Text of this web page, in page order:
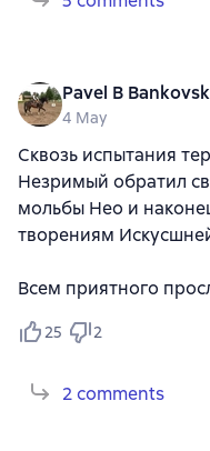
Pavel B
4 May
Сквозь испытания
Незримый обратил
мольбы Нео и
творениям
Всем приятного
25 2
2 comments